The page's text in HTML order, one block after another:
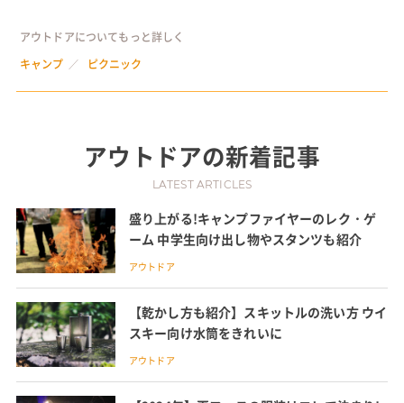
アウトドアについてもっと詳しく
キャンプ
ピクニック
アウトドアの新着記事
LATEST ARTICLES
盛り上がる!キャンプファイヤーのレク・ゲ
ーム 中学生向け出し物やスタンツも紹介
アウトドア
【乾かし方も紹介】スキットルの洗い方 ウイ
スキー向け水筒をきれいに
アウトドア